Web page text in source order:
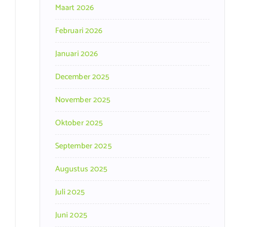
Maart 2026
Februari 2026
Januari 2026
December 2025
November 2025
Oktober 2025
September 2025
Augustus 2025
Juli 2025
Juni 2025